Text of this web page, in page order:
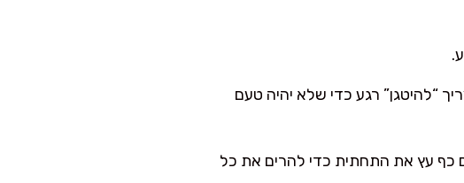
טוב 1–2 דקות. הקמח צריך “להיטגן” רגע כדי שלא יהיה טעם
כף עץ את התחתית כדי להרים את כל